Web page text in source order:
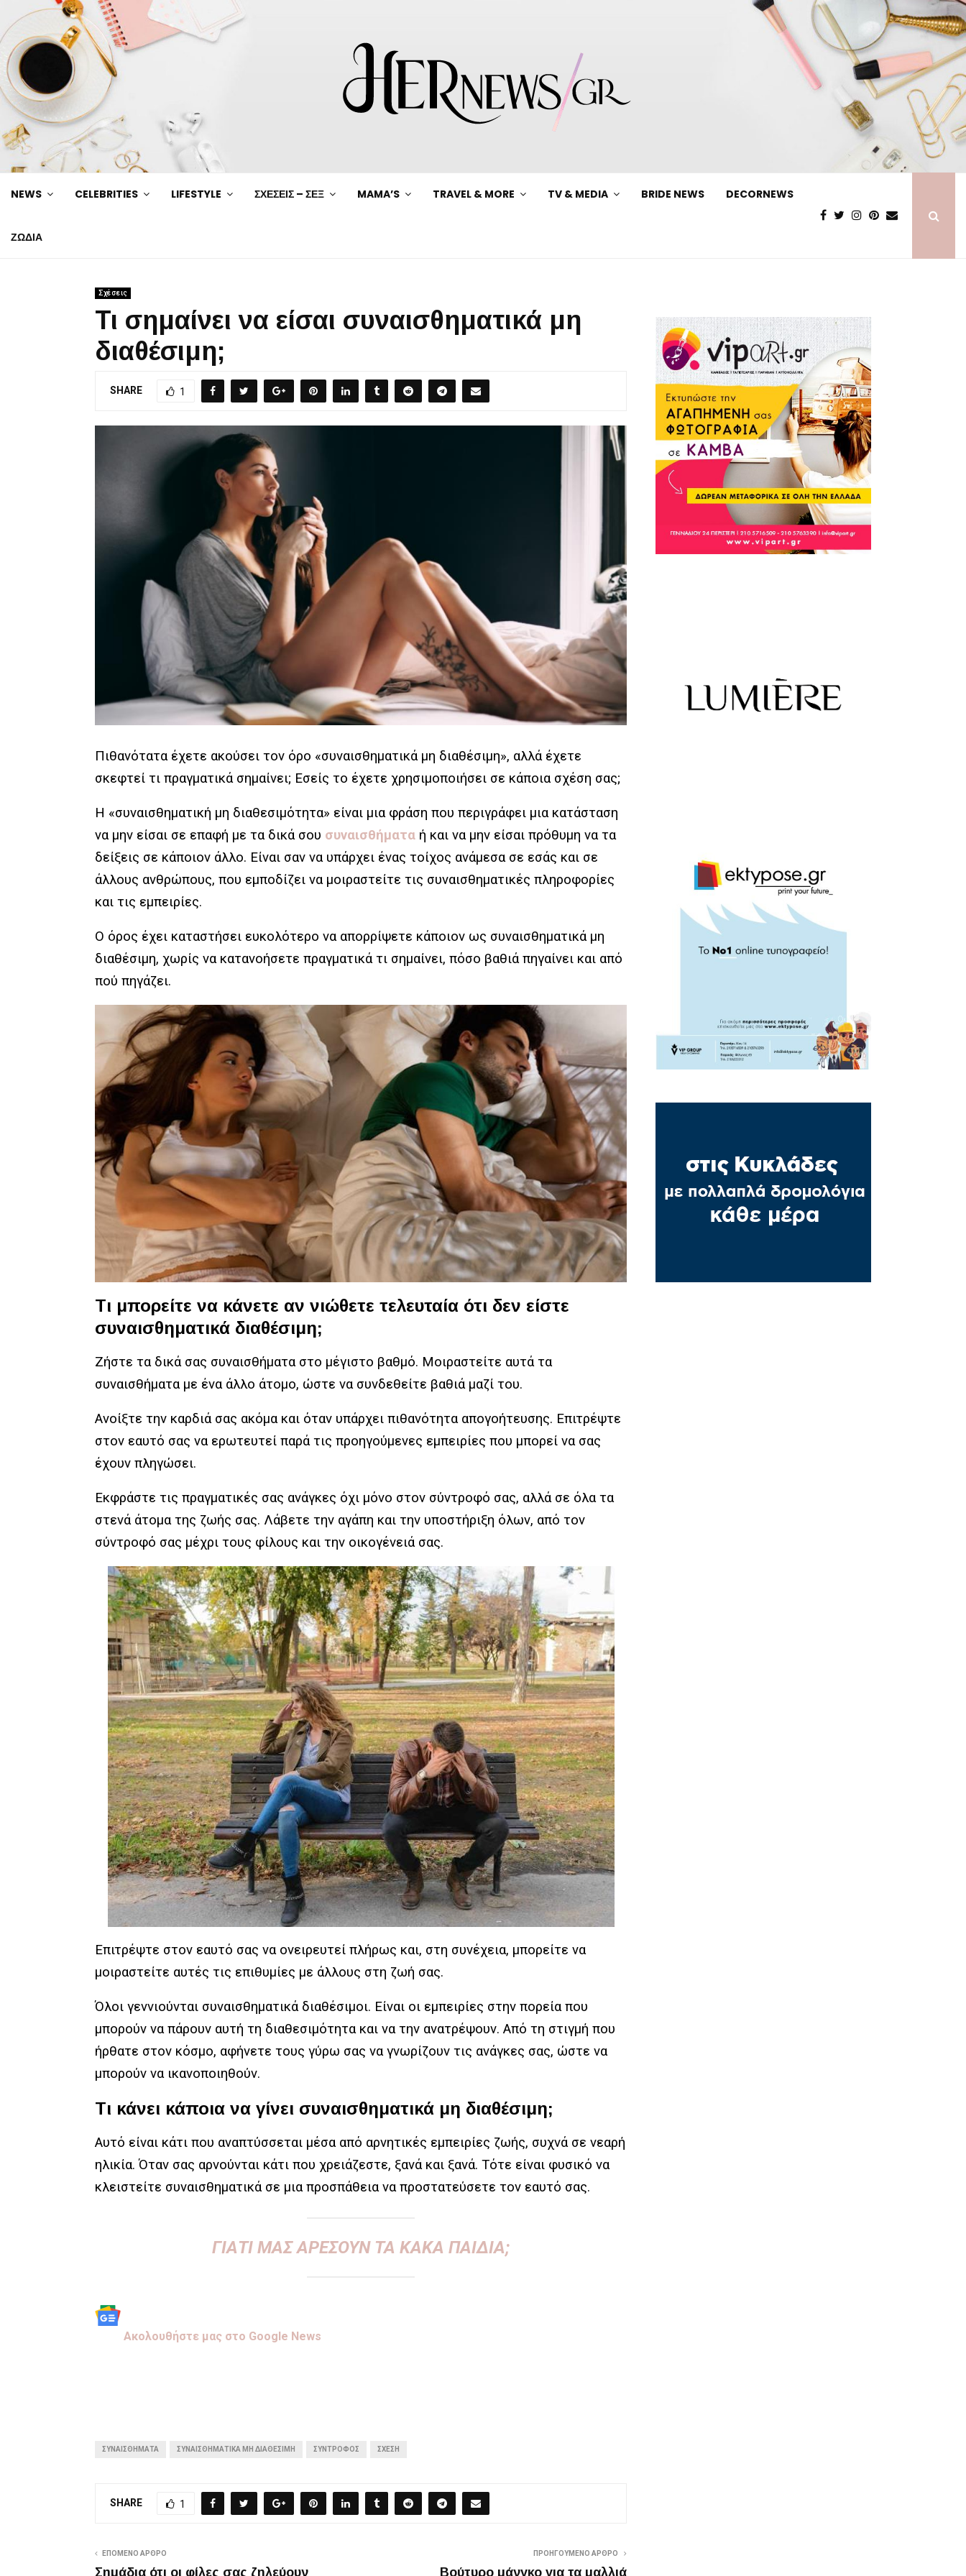
NEWS CELEBRITIES LIFESTYLE ΣΧΕΣΕΙΣ – ΣΕΞ MAMA’S TRAVEL & MORE TV & MEDIA BRIDE NEWS DECORNEWS
ΖΩΔΙΑ
Σχέσεις
Τι σημαίνει να είσαι συναισθηματικά μη
διαθέσιμη;
SHARE 1
Πιθανότατα έχετε ακούσει τον όρο «συναισθηματικά μη διαθέσιμη», αλλά έχετε
σκεφτεί τι πραγματικά σημαίνει; Εσείς το έχετε χρησιμοποιήσει σε κάποια σχέση σας;
Η «συναισθηματική μη διαθεσιμότητα» είναι μια φράση που περιγράφει μια κατάσταση
να μην είσαι σε επαφή με τα δικά σου συναισθήματα ή και να μην είσαι πρόθυμη να τα
δείξεις σε κάποιον άλλο. Είναι σαν να υπάρχει ένας τοίχος ανάμεσα σε εσάς και σε
άλλους ανθρώπους, που εμποδίζει να μοιραστείτε τις συναισθηματικές πληροφορίες
και τις εμπειρίες.
Ο όρος έχει καταστήσει ευκολότερο να απορρίψετε κάποιον ως συναισθηματικά μη
διαθέσιμη, χωρίς να κατανοήσετε πραγματικά τι σημαίνει, πόσο βαθιά πηγαίνει και από
πού πηγάζει.
Τι μπορείτε να κάνετε αν νιώθετε τελευταία ότι δεν είστε
συναισθηματικά διαθέσιμη;
Ζήστε τα δικά σας συναισθήματα στο μέγιστο βαθμό. Μοιραστείτε αυτά τα
συναισθήματα με ένα άλλο άτομο, ώστε να συνδεθείτε βαθιά μαζί του.
Ανοίξτε την καρδιά σας ακόμα και όταν υπάρχει πιθανότητα απογοήτευσης. Επιτρέψτε
στον εαυτό σας να ερωτευτεί παρά τις προηγούμενες εμπειρίες που μπορεί να σας
έχουν πληγώσει.
Εκφράστε τις πραγματικές σας ανάγκες όχι μόνο στον σύντροφό σας, αλλά σε όλα τα
στενά άτομα της ζωής σας. Λάβετε την αγάπη και την υποστήριξη όλων, από τον
σύντροφό σας μέχρι τους φίλους και την οικογένειά σας.
Επιτρέψτε στον εαυτό σας να ονειρευτεί πλήρως και, στη συνέχεια, μπορείτε να
μοιραστείτε αυτές τις επιθυμίες με άλλους στη ζωή σας.
Όλοι γεννιούνται συναισθηματικά διαθέσιμοι. Είναι οι εμπειρίες στην πορεία που
μπορούν να πάρουν αυτή τη διαθεσιμότητα και να την ανατρέψουν. Από τη στιγμή που
ήρθατε στον κόσμο, αφήνετε τους γύρω σας να γνωρίζουν τις ανάγκες σας, ώστε να
μπορούν να ικανοποιηθούν.
Τι κάνει κάποια να γίνει συναισθηματικά μη διαθέσιμη;
Αυτό είναι κάτι που αναπτύσσεται μέσα από αρνητικές εμπειρίες ζωής, συχνά σε νεαρή
ηλικία. Όταν σας αρνούνται κάτι που χρειάζεστε, ξανά και ξανά. Τότε είναι φυσικό να
κλειστείτε συναισθηματικά σε μια προσπάθεια να προστατεύσετε τον εαυτό σας.
ΓΙΑΤΊ ΜΑΣ ΑΡΈΣΟΥΝ ΤΑ ΚΑΚΆ ΠΑΙΔΙΆ;
Aκολουθήστε μας στo Google News
ΣΥΝΑΙΣΘΉΜΑΤΑ ΣΥΝΑΙΣΘΗΜΑΤΙΚΆ ΜΗ ΔΙΑΘΈΣΙΜΗ ΣΥΝΤΡΟΦΟΣ ΣΧΈΣΗ
SHARE 1
ΕΠΌΜΕΝΟ ΆΡΘΡΟ
Σημάδια ότι οι φίλες σας ζηλεύουν
ΠΡΟΗΓΟΎΜΕΝΟ ΆΡΘΡΟ
Βούτυρο μάνγκο για τα μαλλιά